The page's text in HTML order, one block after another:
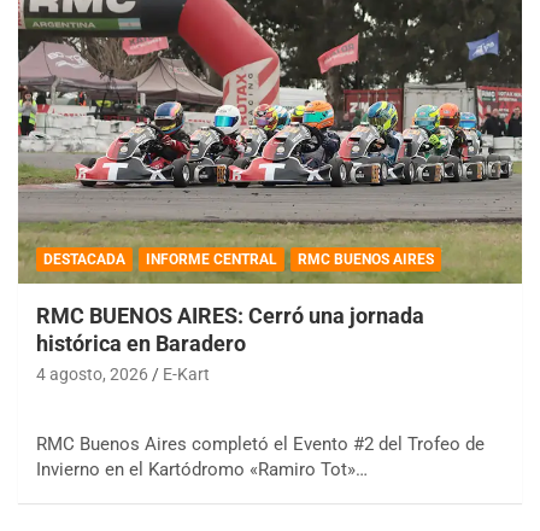
DESTACADA INFORME CENTRAL RMC BUENOS AIRES
RMC BUENOS AIRES: Cerró una jornada
histórica en Baradero
4 agosto, 2026 E-Kart
RMC Buenos Aires completó el Evento #2 del Trofeo de
Invierno en el Kartódromo «Ramiro Tot»…